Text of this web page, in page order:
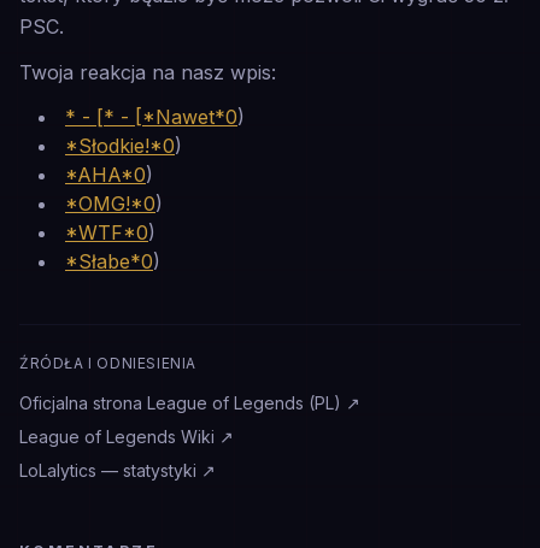
PSC.
Twoja reakcja na nasz wpis:
* - [* - [*Nawet*0)
*Słodkie!*0)
*AHA*0)
*OMG!*0)
*WTF*0)
*Słabe*0)
ŹRÓDŁA I ODNIESIENIA
Oficjalna strona League of Legends (PL) ↗
League of Legends Wiki ↗
LoLalytics — statystyki ↗